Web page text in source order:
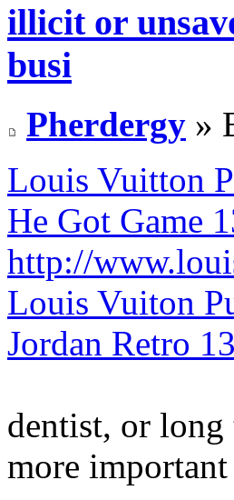
illicit or
busi
Pherdergy »
Louis Vuitton
He Got Game
http://
Louis Vuiton
Jordan Retro
dentist, or
more important